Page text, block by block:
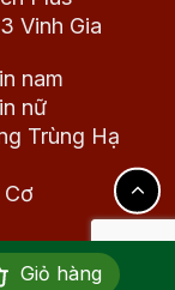
Vinh Gia
nam
nữ
Trùng Hạ
Cơ
rights reserved
Giỏ hàng